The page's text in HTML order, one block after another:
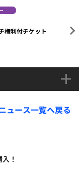
権利付チケット
ュース一覧へ戻る
！